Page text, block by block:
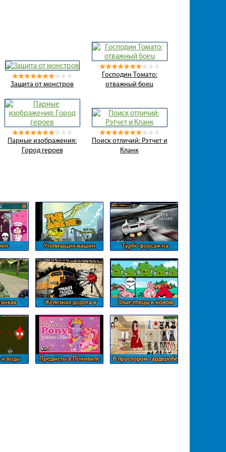
Защита от монстров
Господин Томато:
отважный боец
Парные изображения:
Город героев
Поиск отличий: Рэтчет и
Кланк
Утилизация машин
Турбо форсаж на
Железная дорога в
Злые птицы в новом
и воды Предметы в Понивиле
В простором гардеробе